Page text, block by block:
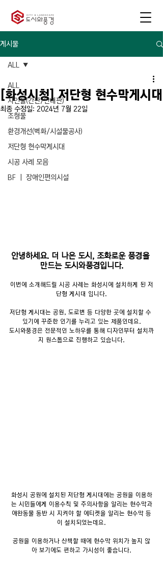
게시물
ALL
사인물(간판/안내판)
조형물
환경개선(벽화/시설물공사)
저단형 현수막게시대
시공 사례 모음
BF ㅣ 장애인편의시설
ALL
[화성시청] 저단형 현수막게시대
최종 수정일: 2024년 7월 22일
안녕하세요. 더 나은 도시, 조화로운 풍경을
만드는 도시와풍경입니다.
이번에 소개해드릴 시공 사례는 화성시에 설치하게 된 저
단형 게시대 입니다.
저단형 게시대는 공원, 도로변 등 다양한 곳에 설치할 수
있기에 꾸준한 인기를 누리고 있는 제품인데요.
도시와풍경은 전문적인 노하우를 통해 디자인부터 설치까
지 원스톱으로 진행하고 있습니다.
화성시 공원에 설치된 저단형 게시대에는 공원을 이용하
는 시민들에게 이용수칙 및 주의사항을 알리는 현수막과
애완동물 동반 시 지켜야 할 에티켓을 알리는 현수막 등
이 설치되었는데요.
공원을 이용하거나 산책할 때에 현수막 위치가 높지 않
아 보기에도 편하고 가시성이 좋습니다.